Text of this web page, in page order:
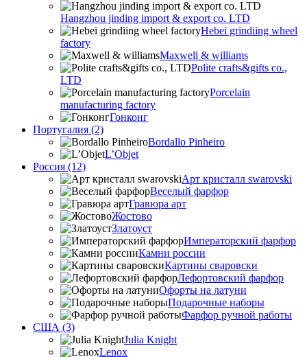
Hangzhou jinding import & export co. LTD
Hebei grindiing wheel
factory
Maxwell & williams
Polite crafts&gifts co.,
LTD
Porcelain
manufacturing factory
Гонконг
Португалия (2)
Bordallo Pinheiro
L’Objet
Россия (12)
Арт кристалл swarovski
Веселый фарфор
Гравюра арт
Жостово
Златоуст
Императорский фарфор
Камни россии
Картины сваровски
Лефортовский фарфор
Офорты на латуни
Подарочные наборы
Фарфор ручной работы
США (3)
Julia Knight
Lenox